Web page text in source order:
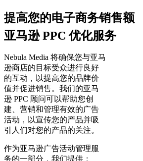
提高您的电子商务销售额
亚马逊 PPC 优化服务
Nebula Media 将确保您与亚马
逊商店的目标受众进行良好
的互动，以提高您的品牌价
值并促进销售。我们的亚马
逊 PPC 顾问可以帮助您创
建、营销和管理有效的广告
活动，以宣传您的产品并吸
引人们对您的产品的关注。
作为亚马逊广告活动管理服
务的一部分，我们提供：